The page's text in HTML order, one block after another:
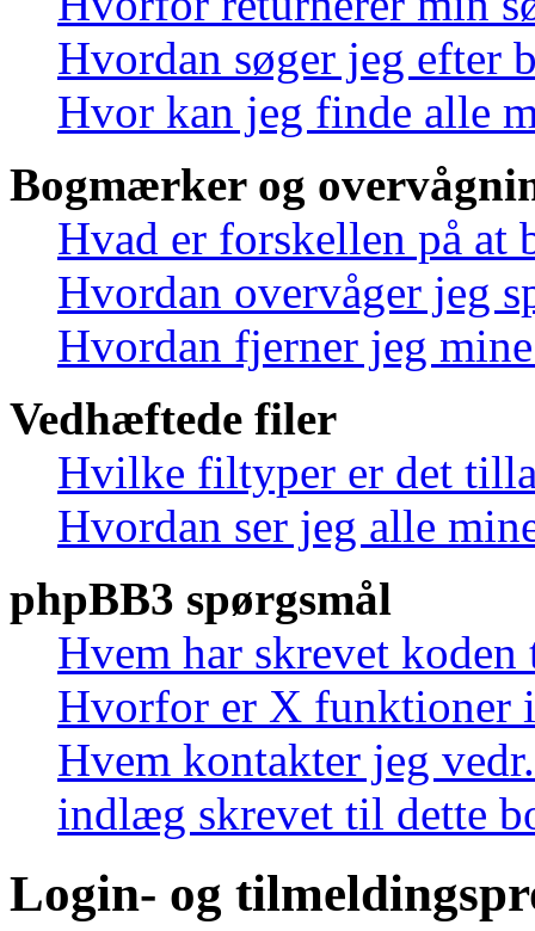
Hvordan søger jeg efter
Hvor kan jeg finde alle
Bogmærker og
Hvad er forskellen på at
Hvordan overvåger jeg
Hvordan fjerner jeg
Vedhæftede filer
Hvilke filtyper er det
Hvordan ser jeg alle
phpBB3 spørgsmål
Hvem har skrevet koden
Hvorfor er X funktioner
Hvem kontakter jeg
indlæg skrevet til dette
Login- og